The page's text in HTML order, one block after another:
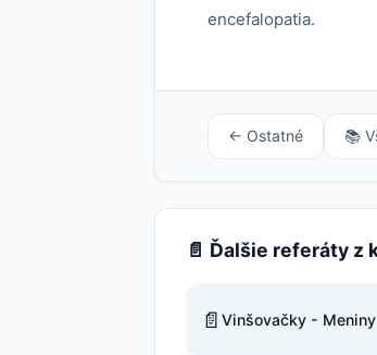
encefalopatia.
← Ostatné 📚
📄 Ďalšie referáty z
📄 Vinšovačky - Meniny